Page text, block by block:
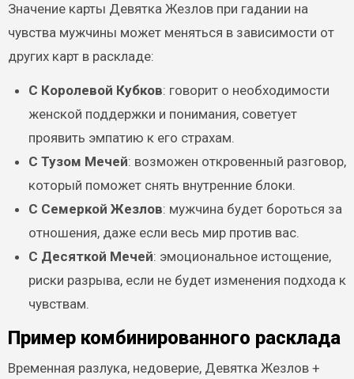
Значение карты Девятка Жезлов при гадании на
чувства мужчины может меняться в зависимости от
других карт в раскладе:
С Королевой Кубков: говорит о необходимости
женской поддержки и понимания, советует
проявить эмпатию к его страхам.
С Тузом Мечей: возможен откровенный разговор,
который поможет снять внутренние блоки.
С Семеркой Жезлов: мужчина будет бороться за
отношения, даже если весь мир против вас.
С Десяткой Мечей: эмоциональное истощение,
риски разрыва, если не будет изменения подхода к
чувствам.
Пример комбинированного расклада
Временная разлука, недоверие, Девятка Жезлов +